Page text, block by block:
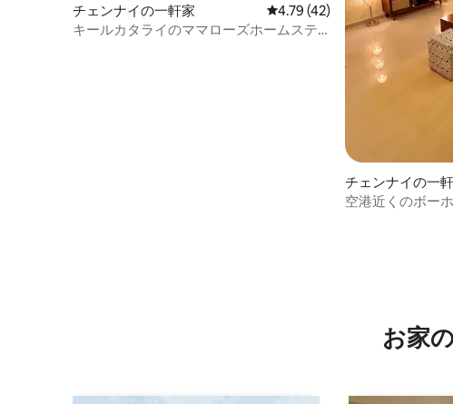
チェンナイの一軒家 レビュー42件、5つ星中4.79
4.79 (42)
キールカタライのママローズホームステ
チェンナイの一
空港近くのボー
お家